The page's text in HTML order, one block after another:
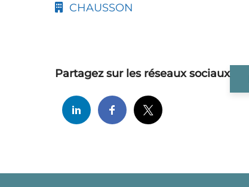
CHAUSSON
Partagez sur les réseaux sociaux